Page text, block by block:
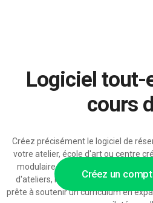
Créez un
Logiciel tout-en-un pour
cours
Créez précisément le logiciel de
votre atelier, école d'art ou centre
modulaire avec des calendriers de
d'ateliers, la gestion des élèves et
prête à soutenir un curriculum en